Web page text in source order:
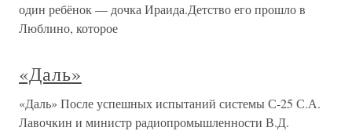
один ребёнок — дочка Ираида.Детство его прошло в
Люблино, которое
«Даль»
«Даль» После успешных испытаний системы С-25 С.А.
Лавочкин и министр радиопромышленности В.Д.